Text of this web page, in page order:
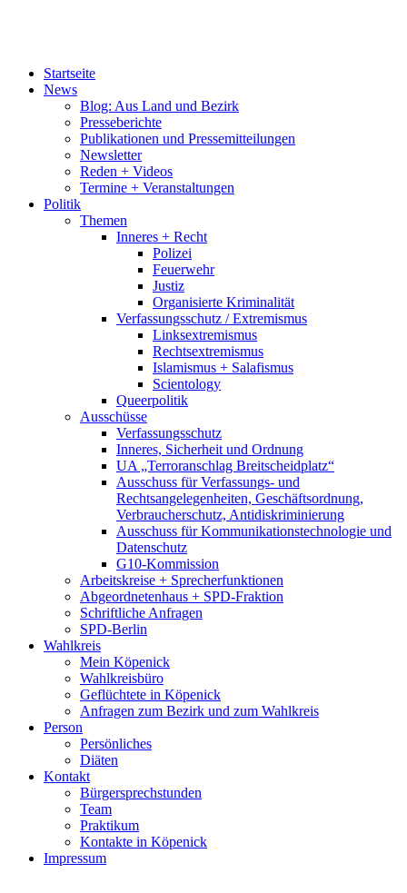
Startseite
News
Blog: Aus Land und Bezirk
Presseberichte
Publikationen und Pressemitteilungen
Newsletter
Reden + Videos
Termine + Veranstaltungen
Politik
Themen
Inneres + Recht
Polizei
Feuerwehr
Justiz
Organisierte Kriminalität
Verfassungsschutz / Extremismus
Linksextremismus
Rechtsextremismus
Islamismus + Salafismus
Scientology
Queerpolitik
Ausschüsse
Verfassungsschutz
Inneres, Sicherheit und Ordnung
UA „Terroranschlag Breitscheidplatz“
Ausschuss für Verfassungs- und
Rechtsangelegenheiten, Geschäftsordnung,
Verbraucherschutz, Antidiskriminierung
Ausschuss für Kommunikationstechnologie und
Datenschutz
G10-Kommission
Arbeitskreise + Sprecherfunktionen
Abgeordnetenhaus + SPD-Fraktion
Schriftliche Anfragen
SPD-Berlin
Wahlkreis
Mein Köpenick
Wahlkreisbüro
Geflüchtete in Köpenick
Anfragen zum Bezirk und zum Wahlkreis
Person
Persönliches
Diäten
Kontakt
Bürgersprechstunden
Team
Praktikum
Kontakte in Köpenick
Impressum